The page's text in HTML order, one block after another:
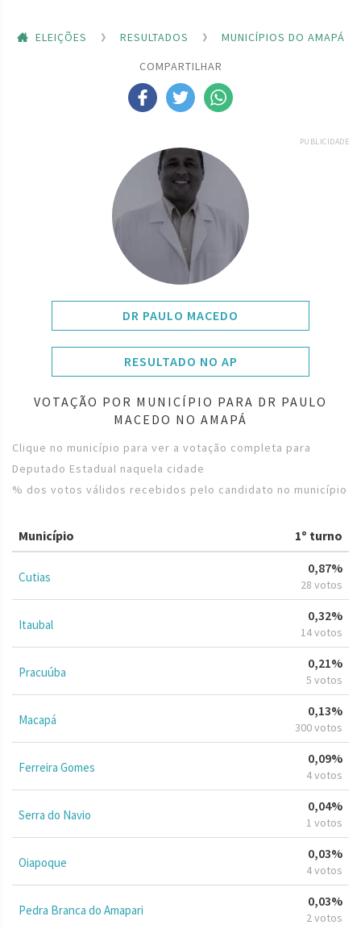
ELEIÇÕES RESULTADOS
MUNICÍPIOS DO AMAPÁ
COMPARTILHAR
PUBLICIDADE
DR PAULO MACEDO
RESULTADO NO AP
VOTAÇÃO POR MUNICÍPIO PARA DR PAULO
MACEDO NO AMAPÁ
Clique no município para ver a votação completa para
Deputado Estadual naquela cidade
% dos votos válidos recebidos pelo candidato no município
Município 1º turno
Cutias
0,87%
28 votos
Itaubal
0,32%
14 votos
Pracuúba
0,21%
5 votos
Macapá
0,13%
300 votos
Ferreira Gomes
0,09%
4 votos
Serra do Navio
0,04%
1 votos
Oiapoque
0,03%
4 votos
Pedra Branca do Amapari
0,03%
2 votos